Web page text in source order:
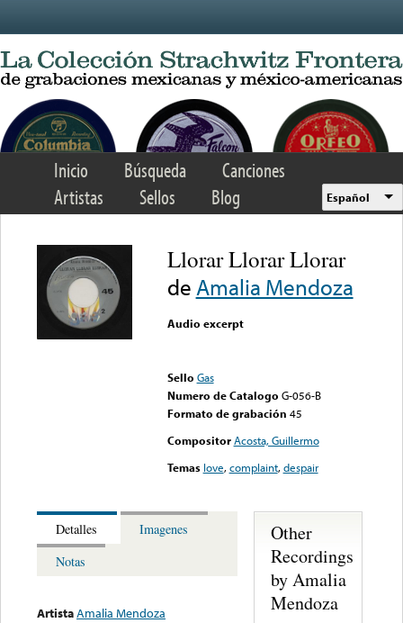
Inicio Búsqueda
Canciones
Artistas
Sellos Blog Español
Llorar Llorar Llorar
de Amalia Mendoza
Audio excerpt
Sello Gas
Numero de Catalogo G-056-B
Formato de grabación 45
Compositor Acosta, Guillermo
Temas love,complaint,despair
Detalles
Imagenes
Notas
ArtistaAmalia Mendoza
Other
Recordings
by Amalia
Mendoza